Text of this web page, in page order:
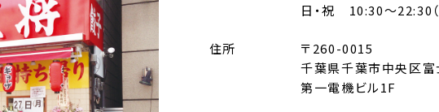
日・祝 10:30～22:30
住所
〒260-0015
千葉県千葉市中央区
第一電機ビル1F